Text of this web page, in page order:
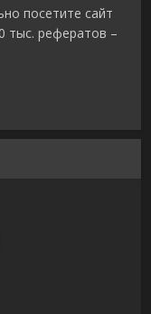
посетите сайт
тыс. рефератов –